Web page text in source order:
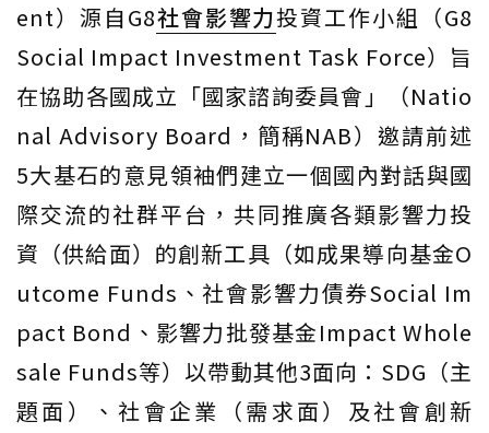
ent）源自G8社會影響力投資工作小組（G8
Social Impact Investment Task Force）旨
在協助各國成立「國家諮詢委員會」（Natio
nal Advisory Board，簡稱NAB）邀請前述
5大基石的意見領袖們建立一個國內對話與國
際交流的社群平台，共同推廣各類影響力投
資（供給面）的創新工具（如成果導向基金O
utcome Funds、社會影響力債券Social Im
pact Bond、影響力批發基金Impact Whole
sale Funds等）以帶動其他3面向：SDG（主
題面）、社會企業（需求面）及社會創新